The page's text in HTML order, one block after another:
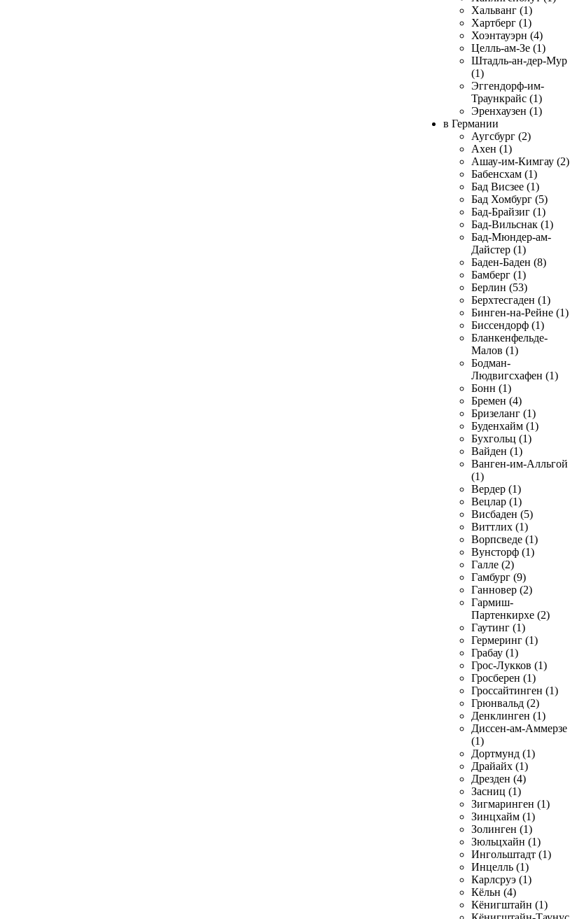
Хальванг (1)
Хартберг (1)
Хоэнтауэрн (4)
Целль-ам-Зе (1)
Штадль-ан-дер-Мур
(1)
Эггендорф-им-
Траункрайс (1)
Эренхаузен (1)
в Германии
Аугсбург (2)
Ахен (1)
Ашау-им-Кимгау (2)
Бабенсхам (1)
Бад Висзее (1)
Бад Хомбург (5)
Бад-Брайзиг (1)
Бад-Вильснак (1)
Бад-Мюндер-ам-
Дайстер (1)
Баден-Баден (8)
Бамберг (1)
Берлин (53)
Берхтесгаден (1)
Бинген-на-Рейне (1)
Биссендорф (1)
Бланкенфельде-
Малов (1)
Бодман-
Людвигсхафен (1)
Бонн (1)
Бремен (4)
Бризеланг (1)
Буденхайм (1)
Бухгольц (1)
Вайден (1)
Ванген-им-Алльгой
(1)
Вердер (1)
Вецлар (1)
Висбаден (5)
Виттлих (1)
Ворпсведе (1)
Вунсторф (1)
Галле (2)
Гамбург (9)
Ганновер (2)
Гармиш-
Партенкирхе (2)
Гаутинг (1)
Гермеринг (1)
Грабау (1)
Грос-Лукков (1)
Гросберен (1)
Гроссайтинген (1)
Грюнвальд (2)
Денклинген (1)
Диссен-ам-Аммерзе
(1)
Дортмунд (1)
Драйайх (1)
Дрезден (4)
Засниц (1)
Зигмаринген (1)
Зинцхайм (1)
Золинген (1)
Зюльцхайн (1)
Ингольштадт (1)
Инцелль (1)
Карлсруэ (1)
Кёльн (4)
Кёнигштайн (1)